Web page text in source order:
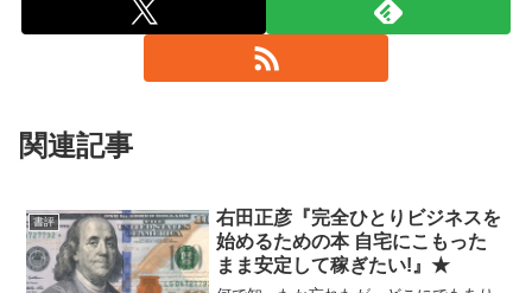
関連記事
書評
右田正彦『完全ひとりビジネスを
始めるための本 自宅にこもった
まま安定して稼ぎたい!』★